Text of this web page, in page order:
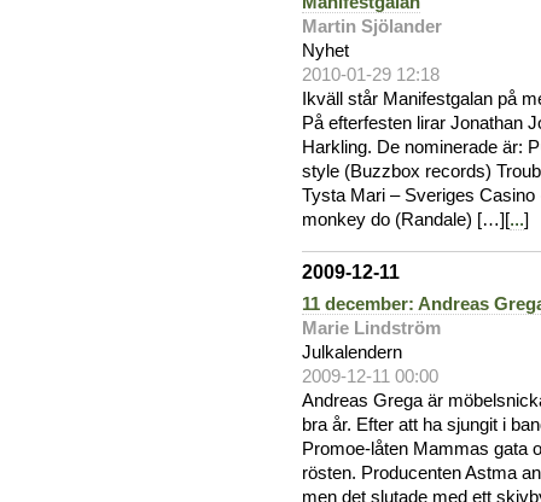
Martin Sjölander
Nyhet
2010-01-29 12:18
Ikväll står Manifestgalan på
På efterfesten lirar Jonathan
Harkling. De nominerade är:
style (Buzzbox records)
Tysta Mari – Sveriges
monkey do (Randale) […][...]
2009-12-11
11 december: Andreas
Marie Lindström
Julkalendern
2009-12-11 00:00
Andreas Grega är
bra år. Efter att ha sjungit i
Promoe-låten Mammas gata
rösten. Producenten Astma
men det slutade med ett